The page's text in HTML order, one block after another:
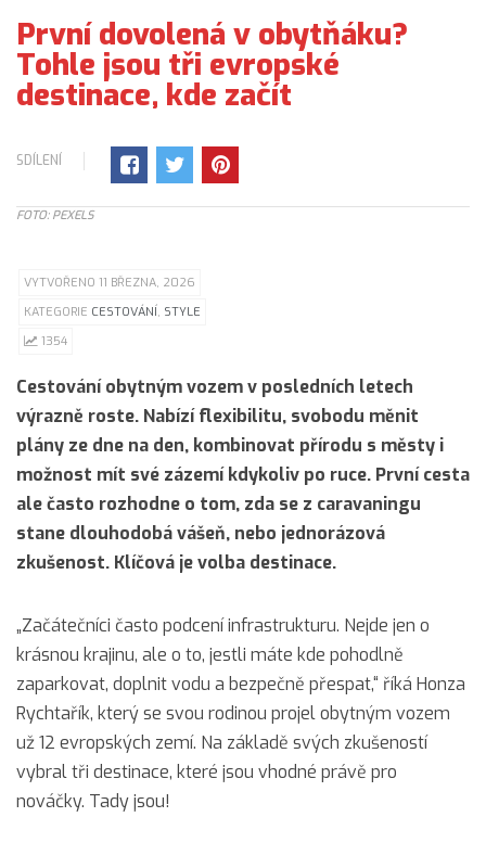
První dovolená v obytňáku?
Tohle jsou tři evropské
destinace, kde začít
SDÍLENÍ
FOTO: PEXELS
VYTVOŘENO 11 BŘEZNA, 2026
KATEGORIE CESTOVÁNÍ, STYLE
1354
Cestování obytným vozem v posledních letech
výrazně roste. Nabízí flexibilitu, svobodu měnit
plány ze dne na den, kombinovat přírodu s městy i
možnost mít své zázemí kdykoliv po ruce. První cesta
ale často rozhodne o tom, zda se z caravaningu
stane dlouhodobá vášeň, nebo jednorázová
zkušenost. Klíčová je volba destinace.
„Začátečníci často podcení infrastrukturu. Nejde jen o
krásnou krajinu, ale o to, jestli máte kde pohodlně
zaparkovat, doplnit vodu a bezpečně přespat,“ říká Honza
Rychtařík, který se svou rodinou projel obytným vozem
už 12 evropských zemí. Na základě svých zkušeností
vybral tři destinace, které jsou vhodné právě pro
nováčky. Tady jsou!